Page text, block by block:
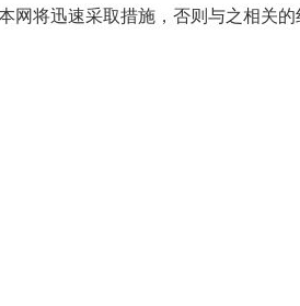
网将迅速采取措施，否则与之相关的